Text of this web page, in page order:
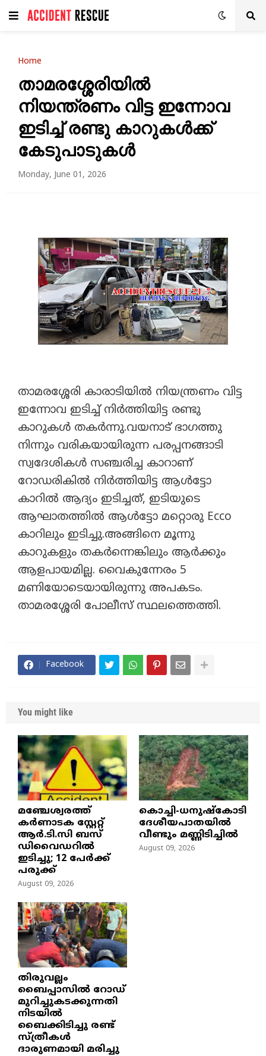
Home
താമരശ്ശേരിയിൽ
നിയന്ത്രണം വിട്ട ഇന്നോവ
ഇടിച്ച് രണ്ടു കാറുകൾക്ക്
കേടുപാടുകൾ
Monday, June 01, 2026
താമരശ്ശേരി കാരാടിയിൽ നിയന്ത്രണം വിട്ട
ഇന്നോവ ഇടിച്ച് നിർത്തിയിട്ട രണ്ടു
കാറുകൾ തകർന്നു.വയനാട് ഭാഗത്തു
നിന്നും വരികയായിരുന്ന പരപ്പനങ്ങാടി
സ്വദേശികൾ സഞ്ചരിച്ച കാറാണ്
റോഡരികിൽ നിർത്തിയിട്ട ആൾട്ടോ
കാറിൽ ആദ്യം ഇടിച്ചത്, ഇടിയുടെ
ആഘാതത്തിൽ ആൾട്ടോ മറ്റൊരു Ecco
കാറിലും ഇടിച്ചു.അങ്ങിനെ മൂന്നു
കാറുകളും തകർന്നെങ്കിലും ആർക്കും
ആളപായമില്ല. വൈകുന്നേരം 5
മണിയോടെയായിരുന്നു അപകടം.
താമരശ്ശേരി പോലീസ് സ്ഥലത്തെത്തി.
Facebook
You might like
മഞ്ചേശ്വരത്ത്
കര്‍ണാടക സ്റ്റേറ്റ്
ആര്‍.ടി.സി ബസ്
ഡിവൈഡറില്‍
ഇടിച്ചു; 12 പേര്‍ക്ക്
പരുക്ക്
August 09, 2026
കൊച്ചി-ധനുഷ്കോടി
ദേശീയപാതയിൽ
വീണ്ടും മണ്ണിടിച്ചിൽ
August 09, 2026
തിരുവല്ലം
ബൈപ്പാസില്‍ റോഡ്
മുറിച്ചുകടക്കുന്നതി
നിടയില്‍
ബൈക്കിടിച്ചു രണ്ട്
സ്ത്രീകള്‍
ദാരുണമായി മരിച്ചു